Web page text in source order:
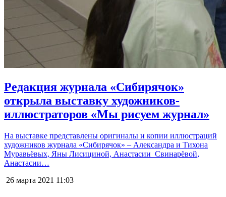
Редакция журнала «Сибирячок»
открыла выставку художников-
иллюстраторов «Мы рисуем журнал»
На выставке представлены оригиналы и копии иллюстраций
художников журнала «Сибирячок» – Александра и Тихона
Муравьёвых, Яны Лисициной, Анастасии Свинарёвой,
Анастасии…
26 марта 2021 11:03